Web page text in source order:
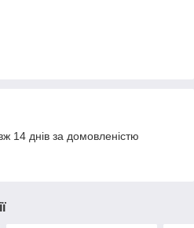
14 днів за домовленістю